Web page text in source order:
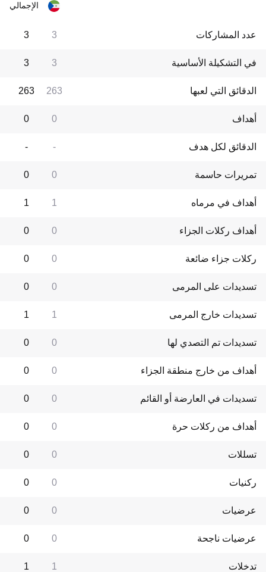
الإجمالي
عدد المشاركات 3
3
في التشكيلة الأساسية 3
3
الدقائق التي لعبها 263
263
أهداف 0
0
الدقائق لكل هدف -
-
تمريرات حاسمة 0
0
أهداف في مرماه 1
1
أهداف ركلات الجزاء 0
0
ركلات جزاء ضائعة 0
0
تسديدات على المرمى 0
0
تسديدات خارج المرمى 1
1
تسديدات تم التصدي لها 0
0
أهداف من خارج منطقة الجزاء 0
0
تسديدات في العارضة أو القائم 0
0
أهداف من ركلات حرة 0
0
تسللات 0
0
ركنيات 0
0
عرضيات 0
0
عرضيات ناجحة 0
0
تدخلات 1
1